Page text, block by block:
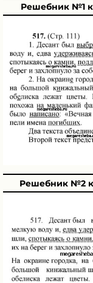
Решебник №1 к
Решебник №2 к